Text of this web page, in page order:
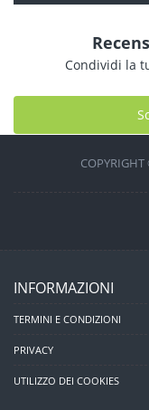
Condividi la
INFORMAZIONI
TERMINI E CONDIZIONI
PRIVACY
UTILIZZO DEI COOKIES